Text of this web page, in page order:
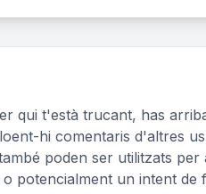
qui t'està trucant, has
hi comentaris d'altres
poden ser utilitzats
potencialment un intent de